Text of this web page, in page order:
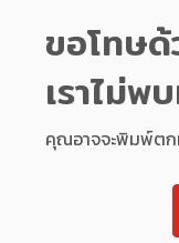
ขอโทษ
เราไม่
คุณอาจจะพิมพ์ตก